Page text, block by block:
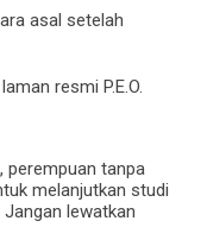
asal setelah
resmi P.E.O.
perempuan tanpa
melanjutkan studi
lewatkan